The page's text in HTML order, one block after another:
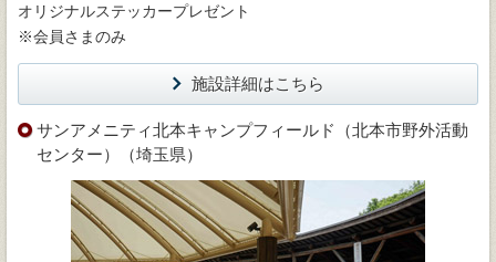
オリジナルステッカープレゼント
※会員さまのみ
施設詳細はこちら
サンアメニティ北本キャンプフィールド（北本市野外活動
センター）（埼玉県）